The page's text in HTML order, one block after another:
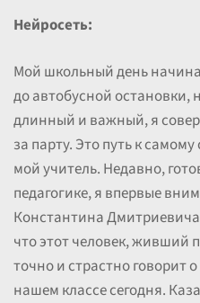
Нейросеть:
Мой школьный день
до автобусной
длинный и важный, я
за парту. Это путь к
мой учитель. Недавно,
педагогике, я впервые
Константина
что этот человек, живший
точно и страстно говорит
нашем классе сегодня.